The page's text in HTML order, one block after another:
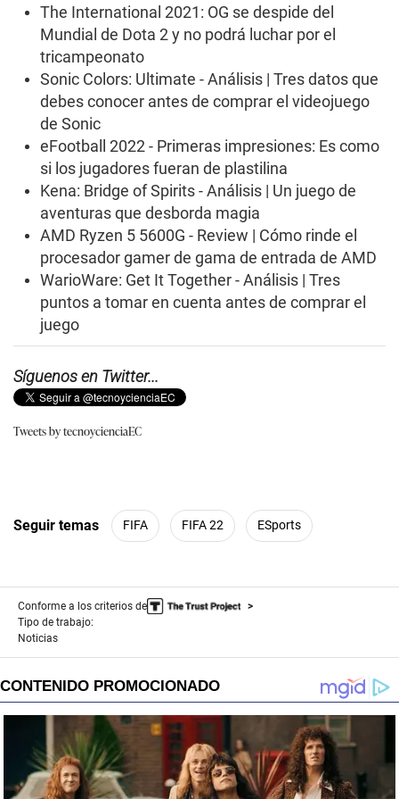
The International 2021: OG se despide del
Mundial de Dota 2 y no podrá luchar por el
tricampeonato
Sonic Colors: Ultimate - Análisis | Tres datos que
debes conocer antes de comprar el videojuego
de Sonic
eFootball 2022 - Primeras impresiones: Es como
si los jugadores fueran de plastilina
Kena: Bridge of Spirits - Análisis | Un juego de
aventuras que desborda magia
AMD Ryzen 5 5600G - Review | Cómo rinde el
procesador gamer de gama de entrada de AMD
WarioWare: Get It Together - Análisis | Tres
puntos a tomar en cuenta antes de comprar el
juego
Síguenos en Twitter...
Tweets by tecnoycienciaEC
Seguir temas FIFA FIFA 22 ESports
Conforme a los criterios de
Tipo de trabajo:
Noticias